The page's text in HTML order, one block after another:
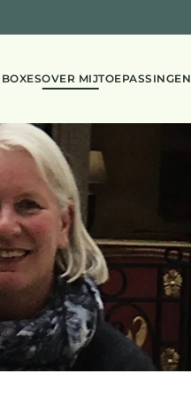
OVER MIJTOEPASSINGEN